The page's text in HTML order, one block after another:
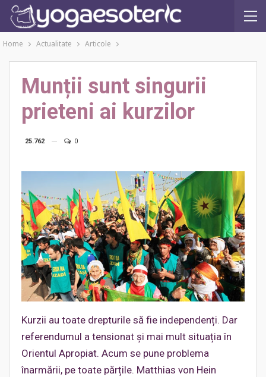
Home Actualitate Articole
Munții sunt singurii
prieteni ai kurzilor
25.762 0
Kurzii au toate drepturile să fie independenți. Dar
referendumul a tensionat și mai mult situația în
Orientul Apropiat. Acum se pune problema
înarmării, pe toate părțile. Matthias von Hein